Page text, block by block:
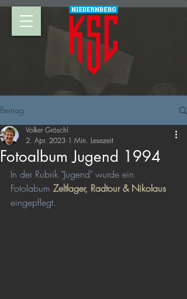
Beitrag
Fotoalbum Jugend 1994
Volker Gröschl
2. Apr. 2023 1 Min. Lesezeit
In der Rubrik "Jugend" wurde ein
Fotolabum Zeltlager, Radtour & Nikolaus
eingepflegt.